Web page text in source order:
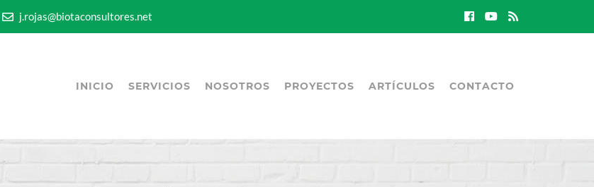
j.rojas@biotaconsultores.net
INICIO SERVICIOS NOSOTROS PROYECTOS ARTÍCULOS CONTACTO